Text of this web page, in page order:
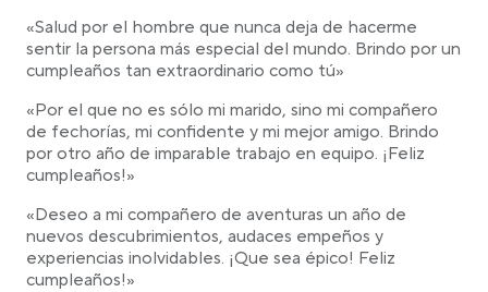
«Salud por el hombre que nunca deja de hacerme
sentir la persona más especial del mundo. Brindo por un
cumpleaños tan extraordinario como tú»
«Por el que no es sólo mi marido, sino mi compañero
de fechorías, mi confidente y mi mejor amigo. Brindo
por otro año de imparable trabajo en equipo. ¡Feliz
cumpleaños!»
«Deseo a mi compañero de aventuras un año de
nuevos descubrimientos, audaces empeños y
experiencias inolvidables. ¡Que sea épico! Feliz
cumpleaños!»